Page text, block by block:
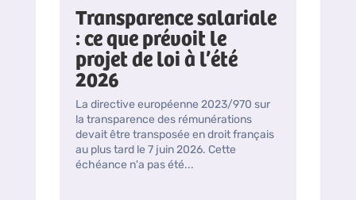
Transparence salariale
: ce que prévoit le
projet de loi à l’été
2026
La directive européenne 2023/970 sur
la transparence des rémunérations
devait être transposée en droit français
au plus tard le 7 juin 2026. Cette
échéance n'a pas été...